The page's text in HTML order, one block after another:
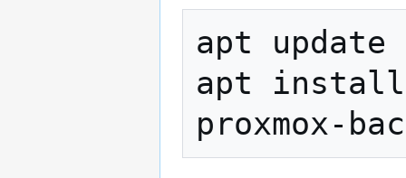
apt update
apt install